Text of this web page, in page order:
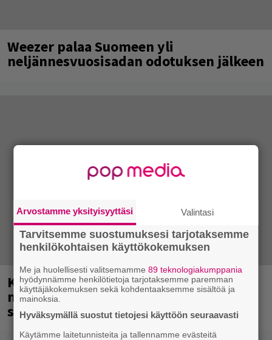
Weezer palaa Suomeen yli
neljännesvuosisadan odotuksen jälkeen
Kent mainittu, ja syystä: kovassa
nosteessa olevan ruotsalaisyhtye
saapuu Suomeen
Arvostamme yksityisyyttäsi Valintasi
Tarvitsemme suostumuksesi tarjotaksemme
henkilökohtaisen käyttökokemuksen
Me ja huolellisesti valitsemamme89 teknologiakumppania
hyödynnämme henkilötietoja tarjotaksemme paremman
käyttäjäkokemuksen sekä kohdentaaksemme sisältöä ja
mainoksia.
Hyväksymällä suostut tietojesi käyttöön seuraavasti
Käytämme laitetunnisteita ja tallennamme evästeitä